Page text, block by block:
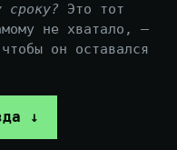
сроку? Это тот
не хватало, —
он оставался
↓